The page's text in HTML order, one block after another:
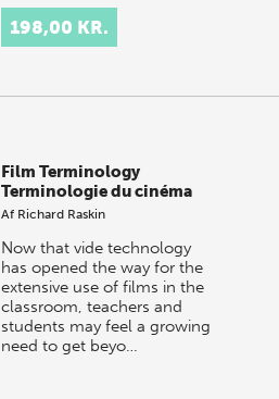
198,00 KR.
Film Terminology
Terminologie du cinéma
Af Richard Raskin
Now that vide technology
has opened the way for the
extensive use of films in the
classroom, teachers and
students may feel a growing
need to get beyo…